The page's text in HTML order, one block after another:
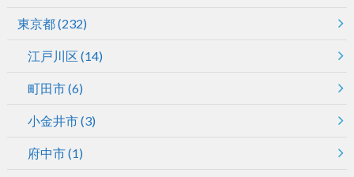
東京都(232)
江戸川区 (14)
町田市(6)
小金井市(3)
府中市(1)